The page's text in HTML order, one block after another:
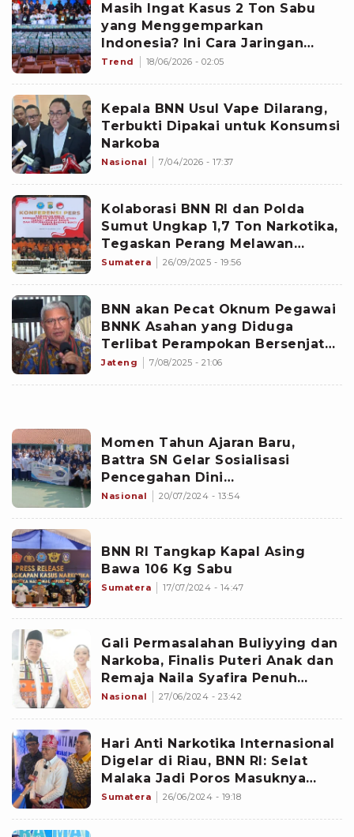
Masih Ingat Kasus 2 Ton Sabu
yang Menggemparkan
Indonesia? Ini Cara Jaringan
Internasional Menjalankan
Trend 18/06/2026 - 02:05
Kepala BNN Usul Vape Dilarang,
Terbukti Dipakai untuk Konsumsi
Narkoba
Nasional 7/04/2026 - 17:37
Kolaborasi BNN RI dan Polda
Sumut Ungkap 1,7 Ton Narkotika,
Tegaskan Perang Melawan
Narkoba
Sumatera 26/09/2025 - 19:56
BNN akan Pecat Oknum Pegawai
BNNK Asahan yang Diduga
Terlibat Perampokan Bersenjata
Api
Jateng 7/08/2025 - 21:06
Momen Tahun Ajaran Baru,
Battra SN Gelar Sosialisasi
Pencegahan Dini
Penyalahgunaan Narkotika
Nasional 20/07/2024 - 13:54
BNN RI Tangkap Kapal Asing
Bawa 106 Kg Sabu
Sumatera 17/07/2024 - 14:47
Gali Permasalahan Buliyying dan
Narkoba, Finalis Puteri Anak dan
Remaja Naila Syafira Penuh
Dukungan
Nasional 27/06/2024 - 23:42
Hari Anti Narkotika Internasional
Digelar di Riau, BNN RI: Selat
Malaka Jadi Poros Masuknya
Narkoba dari Luar Negeri
Sumatera 26/06/2024 - 19:18